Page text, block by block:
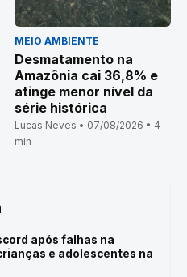
MEIO AMBIENTE
Desmatamento na
Amazônia cai 36,8% e
atinge menor nível da
série histórica
Lucas Neves • 07/08/2026 • 4
min
após falhas na
e adolescentes na